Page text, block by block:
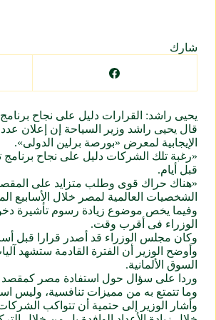
شارك
يحيى راشد: القرارات دليل على نجاح
قال يحيى راشد وزير السياحة إن إعلان
الإيجابية لمعرض «بورصة برلين الدولى».
«رغبة تلك الشركات دليل على نجاح
قبل أيام.
«هناك حراك قوى وطلب متزايد على
الشخصيات العالمية لمصر خلال الأسابيع
وفيما يخص موضوع زيادة رسوم تأشيرة
الوزراء فى أقرب وقت.
وكان مجلس الوزراء قد أصدر قرارا قبل أسابيع
وأوضح الوزير أن الفترة القادمة ستشهد
السوق الألمانية.
وردا على سؤال حول استفادة مصر كمقصد
وما تتمتع به من مميزات تنافسية، وليس
وأشار الوزير إلى حتمية أن تتواكب